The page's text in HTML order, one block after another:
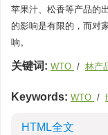
苹果汁、松香等产品的
的影响是有限的，而对
响。
关键词: WTO / 林产
Keywords: WTO /
HTML全文